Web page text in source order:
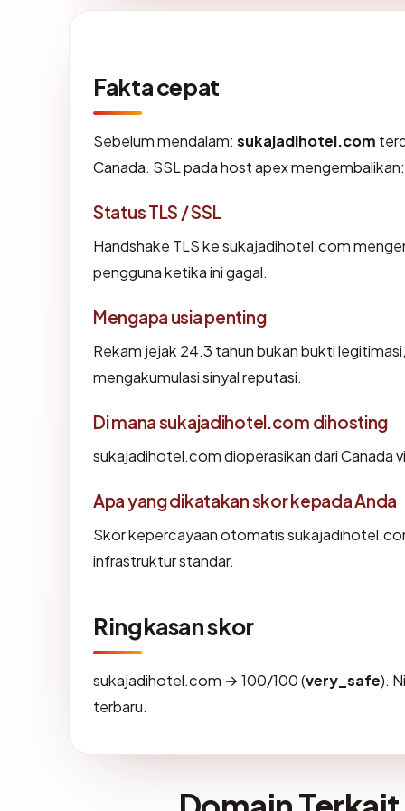
Fakta cepat
Sebelum mendalam: sukajadihotel.com
Canada. SSL pada host apex
Status TLS / SSL
Handshake TLS ke sukajadihotel.com
pengguna ketika ini gagal.
Mengapa usia penting
Rekam jejak 24.3 tahun bukan bukti
mengakumulasi sinyal reputasi.
Di mana sukajadihotel.com dihosting
sukajadihotel.com dioperasikan dari Canada
Apa yang dikatakan skor kepada Anda
Skor kepercayaan otomatis
infrastruktur standar.
Ringkasan skor
sukajadihotel.com → 100/100 (very_safe).
terbaru.